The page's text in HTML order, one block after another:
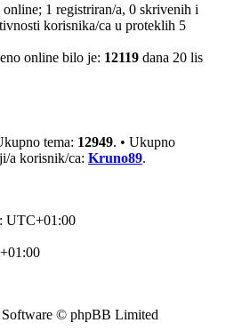
1 registriran/a, 0 skrivenih i
korisnika/ca u proteklih 5
online bilo je: 12119 dana 20 lis
tema: 12949. • Ukupno
a korisnik/ca: Kruno89.
UTC+01:00
© phpBB Limited